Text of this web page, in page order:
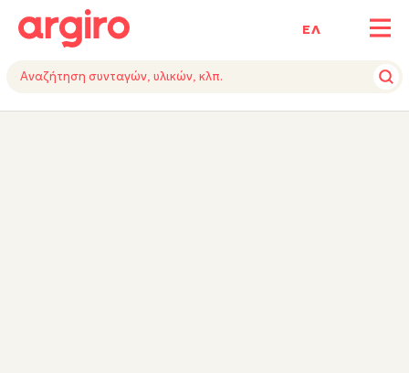
ΕΛ
ΥΛΙΚΑΕΚΤΕΛΕΣΗΕΞΟΠΛΙΣΜΟΣ